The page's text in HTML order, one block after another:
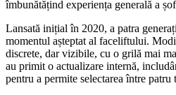
îmbunătățind experiența generală a
Lansată inițial în 2020, a patra
momentul așteptat al faceliftului.
discrete, dar vizibile, cu o grilă mai
au primit o actualizare internă,
pentru a permite selectarea între